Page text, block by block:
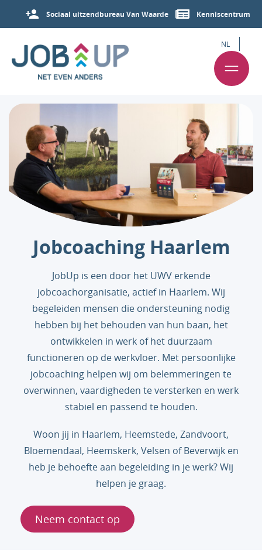
Sociaal uitzendbureau Van Waarde Kenniscentrum
NL
Jobcoaching Haarlem
JobUp is een door het UWV erkende
jobcoachorganisatie, actief in Haarlem. Wij
begeleiden mensen die ondersteuning nodig
hebben bij het behouden van hun baan, het
ontwikkelen in werk of het duurzaam
functioneren op de werkvloer. Met persoonlijke
jobcoaching helpen wij om belemmeringen te
overwinnen, vaardigheden te versterken en werk
stabiel en passend te houden.
Woon jij in Haarlem, Heemstede, Zandvoort,
Bloemendaal, Heemskerk, Velsen of Beverwijk en
heb je behoefte aan begeleiding in je werk? Wij
helpen je graag.
Neem contact op